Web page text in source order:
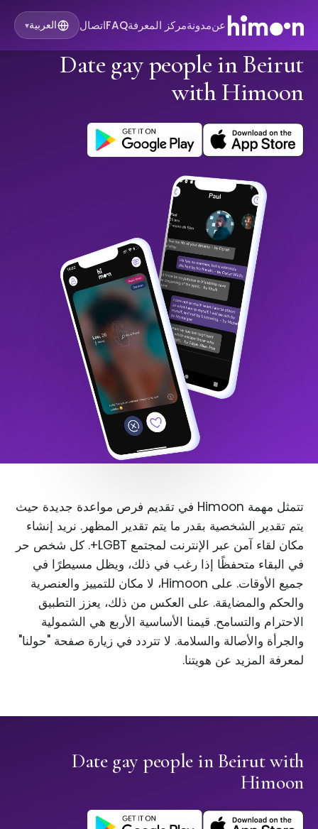
عنمدونةمركز المعرفةFAQاتصال العربية▾
Date gay people in Beirut
with Himoon
تتمثل مهمة Himoon في تقديم فرص مواعدة جديدة حيث
يتم تقدير الشخصية بقدر ما يتم تقدير المظهر. نريد إنشاء
مكان لقاء آمن عبر الإنترنت لمجتمع LGBT+. كل شخص حر
في البقاء متحفظًا إذا رغب في ذلك، ويظل مسيطرًا في
جميع الأوقات. على Himoon، لا مكان للتمييز والعنصرية
والحكم والمضايقة. على العكس من ذلك، يعزز التطبيق
الاحترام والتسامح. قيمنا الأساسية الأربع هي الشمولية
والجرأة والأصالة والسلامة. لا تتردد في زيارة صفحة "حولنا"
لمعرفة المزيد عن هويتنا.
Date gay people in Beirut with
Himoon